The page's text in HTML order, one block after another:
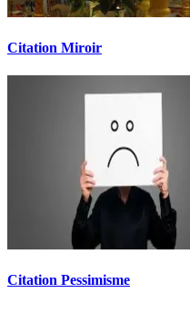
Citation Miroir
Citation Pessimisme